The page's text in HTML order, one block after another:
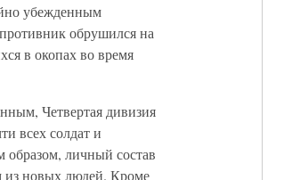
убежденным
обрушился на
в окопах во время
Четвертая дивизия
всех солдат и
личный состав
из новых людей. Кроме